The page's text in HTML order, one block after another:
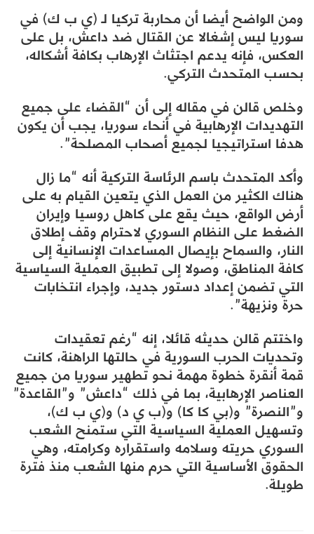
ومن الواضح أيضا أن محاربة تركيا لـ (ي ب ك) في
سوريا ليس إشغالا عن القتال ضد داعش، بل على
العكس، فإنه يدعم اجتثاث الإرهاب بكافة أشكاله،
بحسب المتحدث التركي.
وخلص قالن في مقاله إلى أن “القضاء على جميع
التهديدات الإرهابية في أنحاء سوريا، يجب أن يكون
هدفا استراتيجيا لجميع أصحاب المصلحة”.
وأكد المتحدث باسم الرئاسة التركية أنه “ما زال
هناك الكثير من العمل الذي يتعين القيام به على
أرض الواقع، حيث يقع على كاهل روسيا وإيران
الضغط على النظام السوري لاحترام وقف إطلاق
النار، والسماح بإيصال المساعدات الإنسانية إلى
كافة المناطق، وصولا إلى تطبيق العملية السياسية
التي تضمن إعداد دستور جديد، وإجراء انتخابات
حرة ونزيهة”.
واختتم قالن حديثه قائلا، إنه “رغم تعقيدات
وتحديات الحرب السورية في حالتها الراهنة، كانت
قمة أنقرة خطوة مهمة نحو تطهير سوريا من جميع
العناصر الإرهابية، بما في ذلك “داعش” و”القاعدة”
و”النصرة” و(بي كا كا) و(ب ي د) و(ي ب ك)،
وتسهيل العملية السياسية التي ستمنح الشعب
السوري حريته وسلامه واستقراره وكرامته، وهي
الحقوق الأساسية التي حرم منها الشعب منذ فترة
طويلة.